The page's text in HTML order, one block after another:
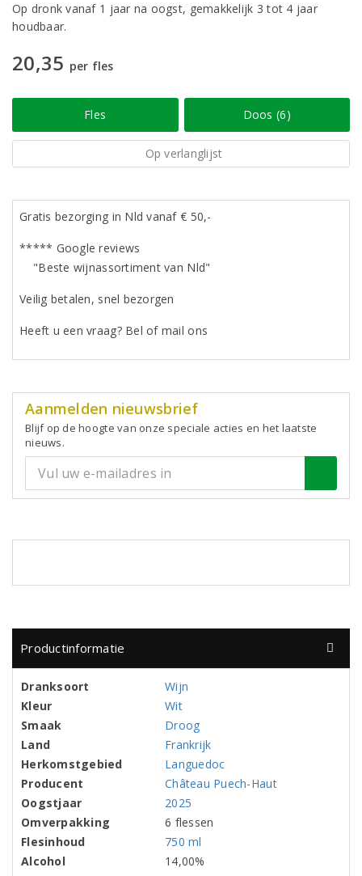
Op dronk vanaf 1 jaar na oogst, gemakkelijk 3 tot 4 jaar
houdbaar.
20,35 per fles
Fles Doos (6)
Op verlanglijst
Gratis bezorging in Nld vanaf € 50,-
***** Google reviews
"Beste wijnassortiment van Nld"
Veilig betalen, snel bezorgen
Heeft u een vraag? Bel of mail ons
Aanmelden nieuwsbrief
Blijf op de hoogte van onze speciale acties en het laatste
nieuws.
Productinformatie
Dranksoort
Wijn
Kleur
Wit
Smaak
Droog
Land
Frankrijk
Herkomstgebied
Languedoc
Producent
Château Puech-Haut
Oogstjaar
2025
Omverpakking
6 flessen
Flesinhoud
750 ml
Alcohol
14,00%